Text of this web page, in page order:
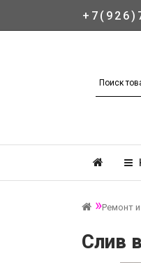
Ремонт
Слив